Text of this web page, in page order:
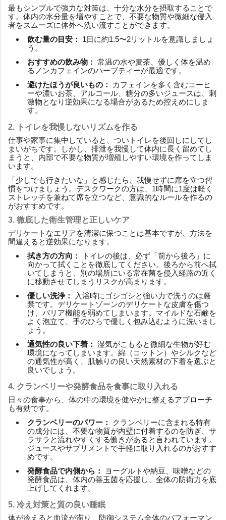
最もシンプルで強力な対策は、十分な水分を摂取することで
す。体内の水分量を増やすことで、不要な物質や微細な侵入
者をスムーズに体外へ洗い流すことができます。
飲む量の目安：
1日に約1.5〜2リットルを意識しましょ
う。
おすすめの飲み物： 常温の水や麦茶、優しく体を温め
るノンカフェインのハーブティーが最適です。
避けたほうが良いもの：
カフェインを多く含むコーヒ
ーや濃いお茶、アルコール、糖分の多いジュースは、刺
激物となり逆効果になる場合があるため控えめにしま
す。
2. トイレを我慢しないリズムを作る
仕事や家事に集中していると、ついトイレを後回しにしてし
まいがちです。しかし、排泄を我慢して体内に長く留めてし
まうと、内部で不要な物質が増殖しやすい環境を作ってしま
います。
「少しでも行きたいな」と感じたら、我慢せずに席を立つ習
慣をつけましょう。デスクワークの方は、1時間に1度は軽く
ストレッチを兼ねて席を立つなど、意識的なルールを作るの
がおすすめです。
3. 徹底した衛生管理と正しいケア
デリケートなエリアを清潔に保つことは基本ですが、方法を
間違えると逆効果になります。
拭き方の方向：
トイレの後は、必ず「前から後ろ」に
向かって拭くことを徹底してください。後ろから前へ拭
いてしまうと、別の場所にいる常在菌を侵入経路の近く
に移動させてしまうリスクが高まります。
優しい洗浄：
入浴時にゴシゴシと強い力で洗うのは厳
禁です。デリケートゾーンのデリケートな皮膚を傷つ
け、バリア機能を弱めてしまいます。マイルドな石鹸を
よく泡立て、手のひらで優しく包み込むように洗いまし
ょう。
通気性の良い下着： 湿気がこもると微細な生物が好む
環境になってしまいます。綿（コットン）やシルクなど
の通気性が高く、肌触りの良い天然素材の下着を選ぶと
良いでしょう。
4. クランベリーや発酵食品を食事に取り入れる
日々の食事から、体の中の環境を健やかに整えるアプローチ
も有効です。
クランベリーのパワー：
クランベリーに含まれる特有
の成分には、不要な物質が内壁に付着するのを防ぎ、サ
ラサラと流れやすくする働きがあると言われています。
ジュースやサプリメントで手軽に取り入れるのがおすす
めです。
発酵食品で内側から：
ヨーグルトや納豆、味噌などの
発酵食品は、体内の善玉菌を応援し、全体の防衛力を底
上げしてくれます。
5. 冷え対策と質の良い睡眠
体が冷えると血流が滞り、防御システム全体のパフォーマン